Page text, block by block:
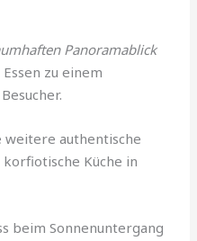
Panoramablick
zu einem
authentische
Küche in
beim Sonnenuntergang